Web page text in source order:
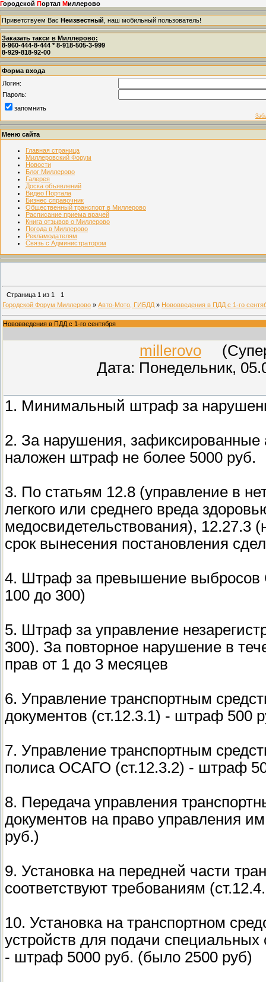
Городской Портал Миллерово
Приветствуем Вас Неизвестный , наш мобильный пользователь!
Заказать такси в Миллерово:
8-960-444-8-444 * 8-918-505-3-999
8-929-818-92-00
Форма входа
Логин:
Пароль:
запомнить
Меню сайта
Главная страница
Миллеровский Форум
Новости
Блог Миллерово
Галерея
Доска объявлений
Видео Портала
Бизнес справочник
Общественный транспорт в Миллерово
Расписание приема врачей
Книга отзывов о Миллерово
Погода в Миллерово
Рекламодателям
Связь с Администратором
Страница 1 из 1
1
Городской Форум Миллерово » Авто-Мото, ГИБДД » Нововведения в ПДД с 1-го
Нововведения в ПДД с 1-го сентября
millerovo
Дата: Понедельник,
1. Минимальный штраф за
2. За нарушения,
наложен штраф не более 5000 руб.
3. По статьям 12.8 (управление в
легкого или среднего вреда
медосвидетельствования), 12.27.3
срок вынесения постановления
4. Штраф за превышение
100 до 300)
5. Штраф за управление
300). За повторное нарушение в
прав от 1 до 3 месяцев
6. Управление транспортным
документов (ст.12.3.1) - штраф 500
7. Управление транспортным
полиса ОСАГО (ст.12.3.2) - штраф
8. Передача управления
документов на право управления
руб.)
9. Установка на передней части
соответствуют требованиям
10. Установка на транспортном
устройств для подачи специальных
- штраф 5000 руб. (было 2500 руб)